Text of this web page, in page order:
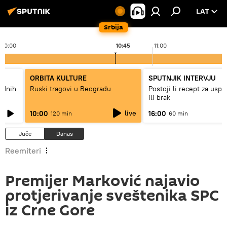
Srbija
LAT
10:00 11:00
10:45
ORBITA KULTURE
Ruski tragovi u Beogradu
10:00 120 min live
SPUTNJIK INTERVJU
Postoji li recept za
ili brak
16:00 60 min
Juče Danas
Reemiteri
Premijer Marković najavio
protjerivanje sveštenika SPC
iz Crne Gore